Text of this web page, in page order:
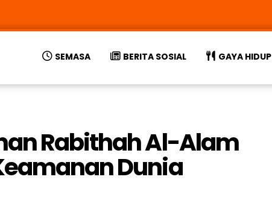
SEMASA BERITA SOSIAL GAYA HIDUP
Rabithah Al-Alam
Dunia